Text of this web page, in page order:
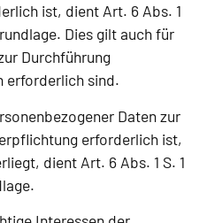
ist, dient Art. 6 Abs. 1
Dies gilt auch für
Durchführung
erforderlich sind.
Daten zur
erforderlich ist,
dient Art. 6 Abs. 1 S. 1